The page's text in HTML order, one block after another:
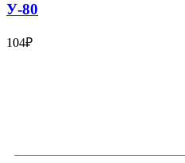
У-80
104₽